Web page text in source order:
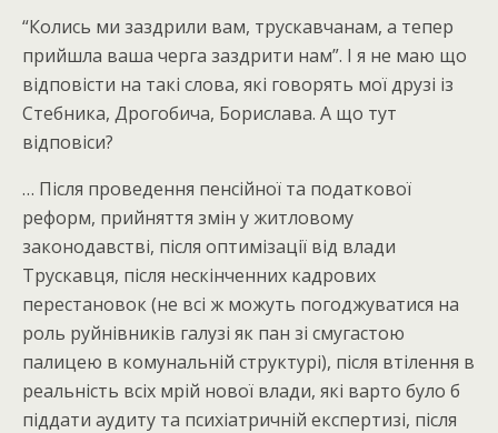
“Колись ми заздрили вам, трускавчанам, а тепер
прийшла ваша черга заздрити нам”. І я не маю що
відповісти на такі слова, які говорять мої друзі із
Стебника, Дрогобича, Борислава. А що тут
відповіси?
… Після проведення пенсійної та податкової
реформ, прийняття змін у житловому
законодавстві, після оптимізації від влади
Трускавця, після нескінченних кадрових
перестановок (не всі ж можуть погоджуватися на
роль руйнівників галузі як пан зі смугастою
палицею в комунальній структурі), після втілення в
реальність всіх мрій нової влади, які варто було б
піддати аудиту та психіатричній експертизі, після